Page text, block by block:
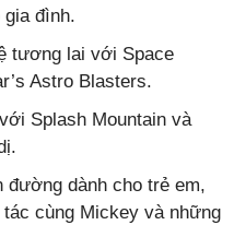
đình.
tương lai với Space
Astro Blasters.
Splash Mountain và
đường dành cho trẻ em,
cùng Mickey và những